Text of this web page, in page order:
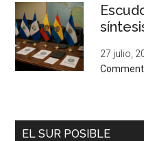
27 julio,
Comment
EL SUR POSIBLE